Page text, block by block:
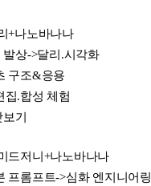
+나노바나나
발상->달리.시각화
구조&응용
집.합성 체험
기
드저니+나노바나나
프롬프트->심화 엔지니어링